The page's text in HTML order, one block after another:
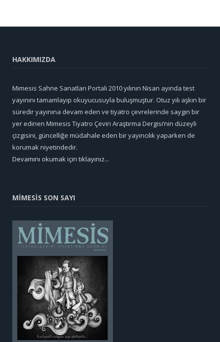
HAKKIMIZDA
Mimesis Sahne Sanatları Portali 2010 yılının Nisan ayında test
yayınını tamamlayıp okuyucusuyla buluşmuştur. Otuz yılı aşkın bir
süredir yayınına devam eden ve tiyatro çevrelerinde saygın bir
yer edinen Mimesis Tiyatro Çeviri Araştırma Dergisi’nin düzeyli
çizgisini, güncelliğe müdahale eden bir yayıncılık yaparken de
korumak niyetindedir.
Devamını okumak için tıklayınız...
MİMESİS SON SAYI